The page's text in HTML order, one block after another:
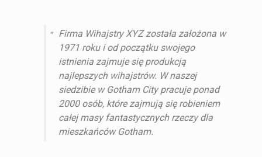
Firma Wihajstry XYZ została założona w
1971 roku i od początku swojego
istnienia zajmuje się produkcją
najlepszych wihajstrów. W naszej
siedzibie w Gotham City pracuje ponad
2000 osób, które zajmują się robieniem
całej masy fantastycznych rzeczy dla
mieszkańców Gotham.